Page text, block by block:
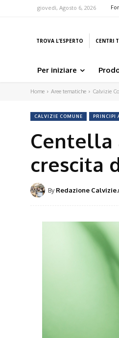
giovedì, Agosto 6, 2026
TROVA L’ESPERTO CENTRI
Per iniziare
Home Aree tematiche Calvizie
CALVIZIE COMUNE PRINCIPI
Centella
crescita
By Redazione